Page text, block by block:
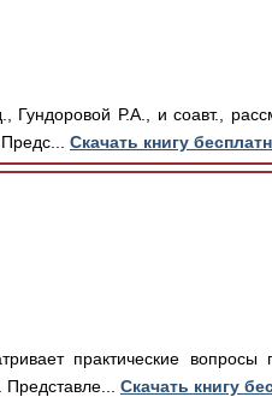
Гундоровой Р.А., и соавт.,
Скачать книгу
практические вопросы
Скачать книгу